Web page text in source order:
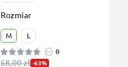
Rozmiar
M L
0
68,00 zł -63%